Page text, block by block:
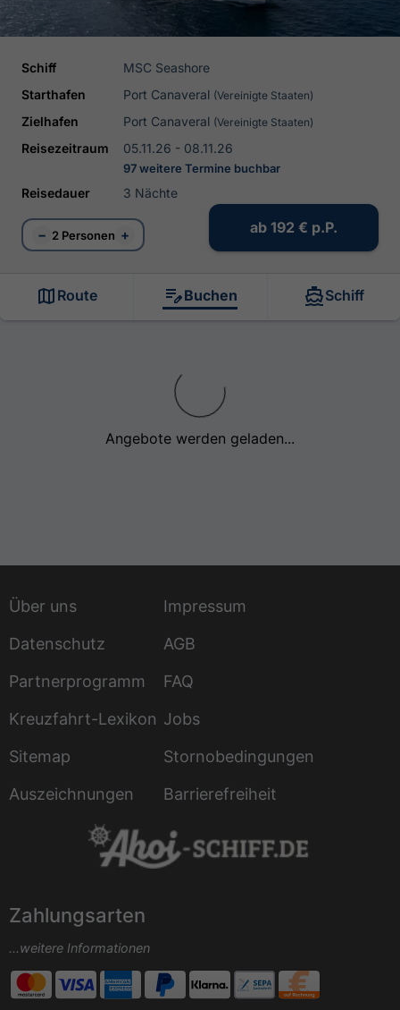
Schiff
MSC Seashore
Starthafen
Port Canaveral (Vereinigte Staaten)
Zielhafen Port Canaveral (Vereinigte Staaten)
Reisezeitraum 05.11.26 - 08.11.26
97 weitere Termine buchbar
Reisedauer 3 Nächte
− 2 Personen + ab 192 € p.P.
Route Buchen Schiff
Angebote werden geladen...
Über uns
Impressum
Datenschutz
AGB
Partnerprogramm
FAQ
Kreuzfahrt-Lexikon Jobs
Sitemap
Stornobedingungen
Auszeichnungen
Barrierefreiheit
Zahlungsarten
...weitere Informationen